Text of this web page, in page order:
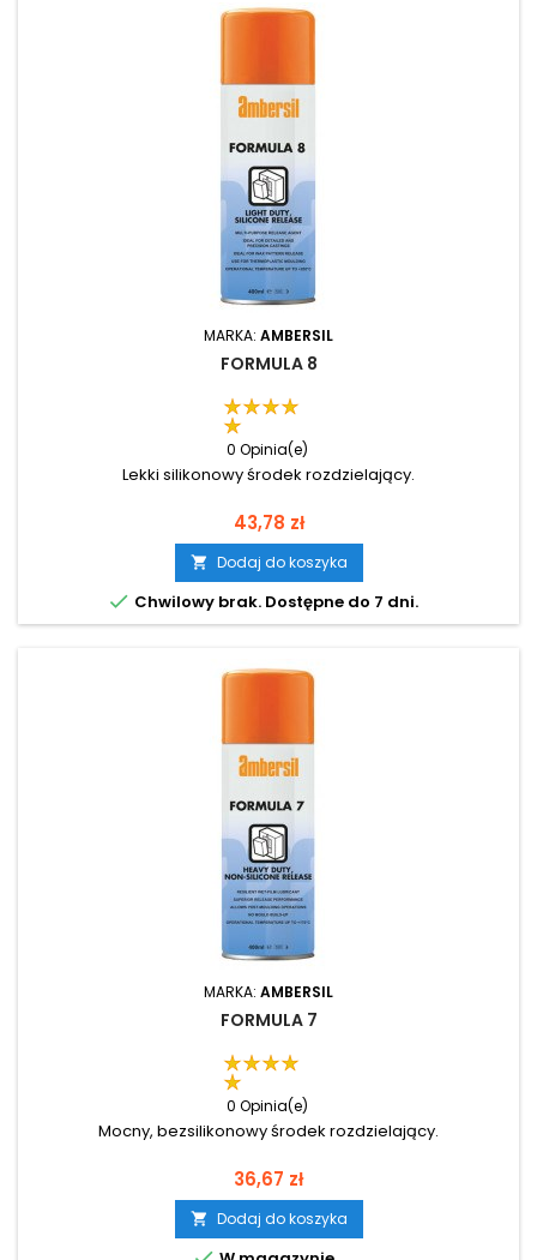
MARKA: AMBERSIL
FORMULA 8
0 Opinia(e)
Lekki silikonowy środek rozdzielający.
Cena
43,78 zł
 Dodaj do koszyka
 Chwilowy brak. Dostępne do 7 dni.
MARKA: AMBERSIL
FORMULA 7
0 Opinia(e)
Mocny, bezsilikonowy środek rozdzielający.
Cena
36,67 zł
 Dodaj do koszyka